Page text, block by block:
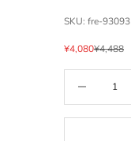
SKU: fre-93093
セール価格
¥4,080通常価格
¥4,488